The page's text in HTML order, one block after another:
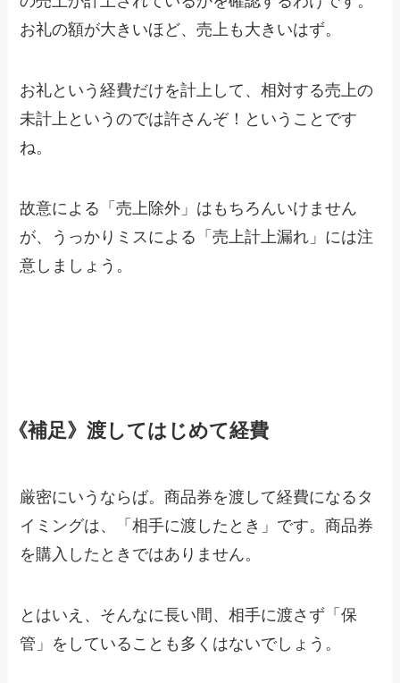
お礼の額が大きいほど、売上も大きいはず。
お礼という経費だけを計上して、相対する売上の
未計上というのでは許さんぞ！ということです
ね。
故意による「売上除外」はもちろんいけません
が、うっかりミスによる「売上計上漏れ」には注
意しましょう。
《補足》渡してはじめて経費
厳密にいうならば。商品券を渡して経費になるタ
イミングは、「相手に渡したとき」です。商品券
を購入したときではありません。
とはいえ、そんなに長い間、相手に渡さず「保
管」をしていることも多くはないでしょう。